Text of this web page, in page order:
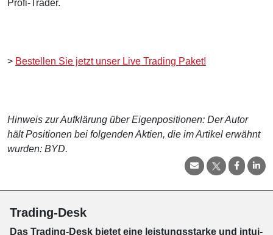
Profi-Trader.
> Bestellen Sie jetzt unser Live Trading Paket!
Hinweis zur Aufklärung über Eigenpositionen: Der Autor
hält Positionen bei folgenden Aktien, die im Artikel erwähnt
wurden: BYD.
Trading-Desk
Das Trading-Desk bie­tet eine leis­tungs­star­ke und in­tui­